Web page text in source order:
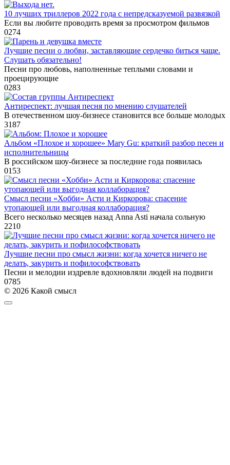
10 лучших триллеров 2022 года с непредсказуемой развязкой
Если вы любите проводить время за просмотром фильмов
0274
Лучшие песни о любви, заставляющие сердечко биться чаще.
Слушать обязательно!
Песни про любовь, наполненные теплыми словами и
проецирующие
0283
Антиреспект: лучшая песня по мнению слушателей
В отечественном шоу-бизнесе становится все больше молодых
3187
Альбом «Плохое и хорошее» Mary Gu: краткий разбор песен и
исполнительницы
В российском шоу-бизнесе за последние года появилась
0153
Смысл песни «Хобби» Асти и Киркорова: спасение
утопающей или выгодная коллаборация?
Всего несколько месяцев назад Anna Asti начала сольную
2210
Лучшие песни про смысл жизни: когда хочется ничего не
делать, закурить и пофилософствовать
Песни и мелодии издревле вдохновляли людей на подвиги
0785
© 2026 Какой смысл